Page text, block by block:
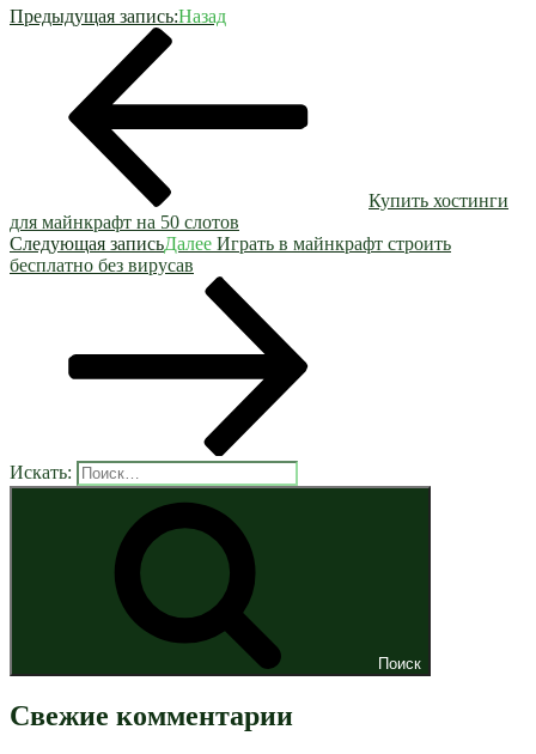
Предыдущая запись:Назад
Купить хостинги
для майнкрафт на 50 слотов
Следующая записьДалее Играть в майнкрафт строить
бесплатно без вирусав
Искать:
Поиск
Свежие комментарии